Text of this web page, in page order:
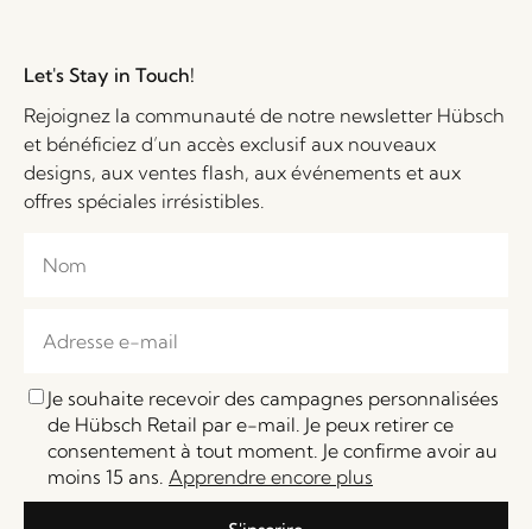
Let's Stay in Touch!
Rejoignez la communauté de notre newsletter Hübsch
et bénéficiez d’un accès exclusif aux nouveaux
designs, aux ventes flash, aux événements et aux
offres spéciales irrésistibles.
Je souhaite recevoir des campagnes personnalisées
de Hübsch Retail par e-mail. Je peux retirer ce
consentement à tout moment. Je confirme avoir au
moins 15 ans. Apprendre encore plus